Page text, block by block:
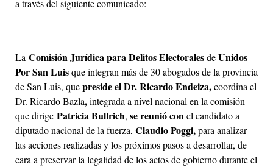
a través del siguiente comunicado:
La Comisión Jurídica para Delitos ElectoralesdeUnidos
Por San Luisque integran más de 30 abogados de la provincia
de San Luis, quepreside el Dr. Ricardo Endeiza,coordina el
Dr. Ricardo Bazla,integrada a nivel nacional en la comisión
que dirige Patricia Bullrich, se reunió conel candidato a
diputado nacional de la fuerza, Claudio Poggi,para analizar
las acciones realizadas y los próximos pasos a desarrollar, de
cara a preservar la legalidad de los actos de gobierno durante el